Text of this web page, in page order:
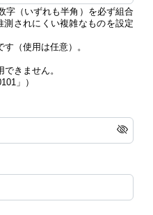
字（いずれも半角）を必ず組合
されにくい複雑なものを設定
（使用は任意）。
きません。
」）